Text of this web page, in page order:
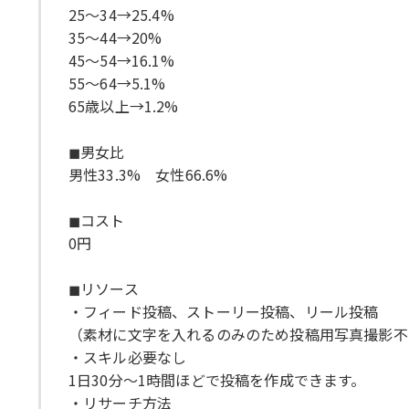
25〜34→25.4%
35〜44→20%
45〜54→16.1%
55〜64→5.1%
65歳以上→1.2%
◼︎男女比
男性33.3% 女性66.6%
◼︎コスト
0円
◼︎リソース
・フィード投稿、ストーリー投稿、リール投稿
（素材に文字を入れるのみのため投稿用写真撮影
・スキル必要なし
1日30分〜1時間ほどで投稿を作成できます。
・リサーチ方法